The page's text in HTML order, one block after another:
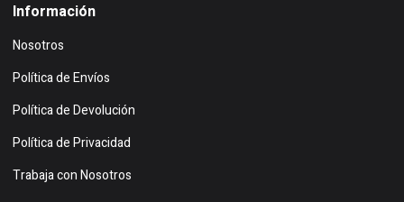
Información
Nosotros
Política de Envíos
Política de Devolución
Política de Privacidad
Trabaja con Nosotros